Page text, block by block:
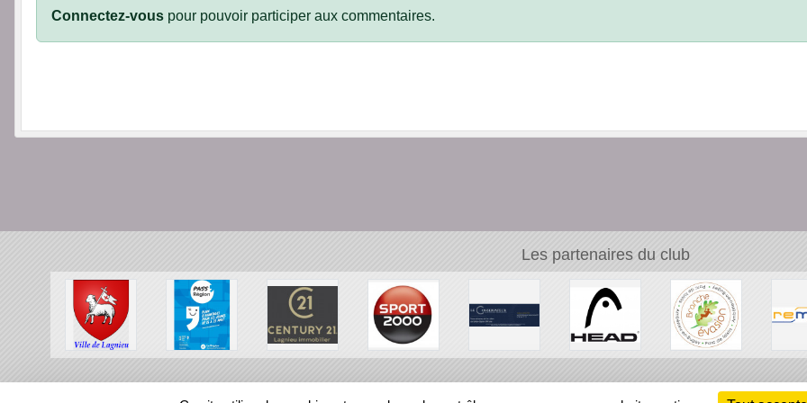
Connectez-vous pour pouvoir participer aux commentaires.
Les partenaires du club